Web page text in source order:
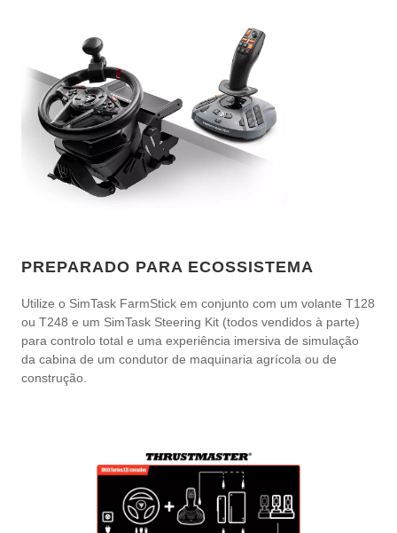
PREPARADO PARA ECOSSISTEMA
Utilize o SimTask FarmStick em conjunto com um volante T128
ou T248 e um SimTask Steering Kit (todos vendidos à parte)
para controlo total e uma experiência imersiva de simulação
da cabina de um condutor de maquinaria agrícola ou de
construção.